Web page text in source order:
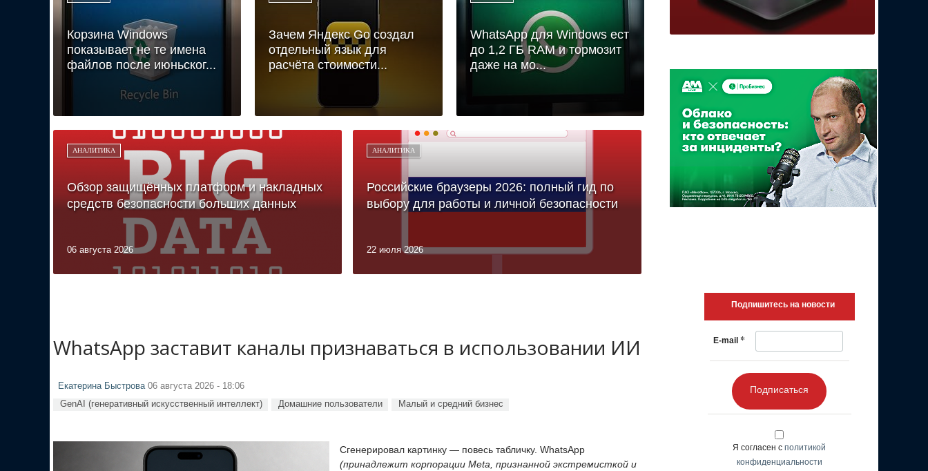
Корзина Windows
показывает не те имена
файлов после июньског...
Зачем Яндекс Go создал
отдельный язык для
расчёта стоимости...
WhatsApp для Windows ест
до 1,2 ГБ RAM и тормозит
даже на мо...
АНАЛИТИКА
Обзор защищённых платформ и накладных
средств безопасности больших данных
06 августа 2026
АНАЛИТИКА
Российские браузеры 2026: полный гид по
выбору для работы и личной безопасности
22 июля 2026
WhatsApp заставит каналы признаваться в использовании ИИ
Екатерина Быстрова 06 августа 2026 - 18:06
GenAI (генеративный искусственный интеллект) Домашние пользователи Малый и средний бизнес
Сгенерировал картинку — повесь табличку. WhatsApp
(принадлежит корпорации Meta, признанной экстремисткой и
Подпишитесь на новости
E-mail *
Подписаться
Я согласен с политикой
конфиденциальности